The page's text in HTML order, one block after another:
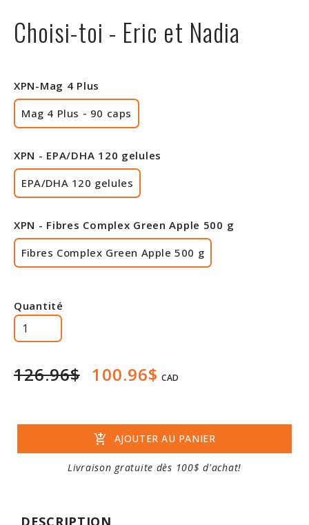
Choisi-toi - Eric et Nadia
XPN-Mag 4 Plus
Mag 4 Plus - 90 caps
XPN - EPA/DHA 120 gelules
EPA/DHA 120 gelules
XPN - Fibres Complex Green Apple 500 g
Fibres Complex Green Apple 500 g
Quantité
126.96$ 100.96$ CAD
add_shopping_cart AJOUTER AU PANIER
Livraison gratuite dès 100$ d'achat!